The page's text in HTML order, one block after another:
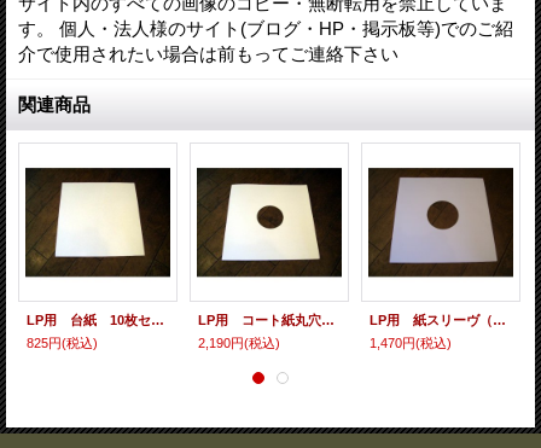
す。 個人・法人様のサイト(ブログ・HP・掲示板等)でのご紹
介で使用されたい場合は前もってご連絡下さい
関連商品
LP用 台紙 10枚セット
825円(税込)
LP用 コート紙丸穴ジャケ 10枚セット
2,190円(税込)
LP用 紙スリーヴ（レギュラー 四角の角） 10枚セット
1,470円(税込)